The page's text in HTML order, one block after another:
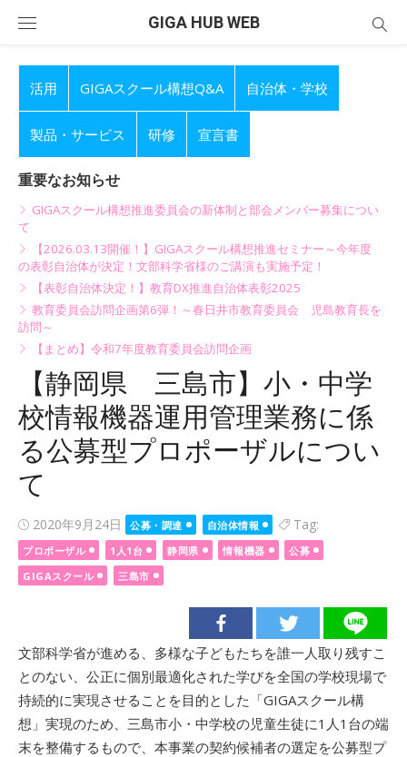
GIGA HUB WEB
活用 GIGAスクール構想Q&A 自治体・学校
製品・サービス 研修 宣言書
重要なお知らせ
GIGAスクール構想推進委員会の新体制と部会メンバー募集につい
て
【2026.03.13開催！】GIGAスクール構想推進セミナー～今年度
の表彰自治体が決定！文部科学省様のご講演も実施予定！
【表彰自治体決定！】教育DX推進自治体表彰2025
教育委員会訪問企画第6弾！～春日井市教育委員会 児島教育長を
訪問～
【まとめ】令和7年度教育委員会訪問企画
【静岡県 三島市】小・中学
校情報機器運用管理業務に係
る公募型プロポーザルについ
て
Posted
on
2020年9月24日 公募・調達 自治体情報 Tag:
プロポーザル 1人1台 静岡県 情報機器
公募
GIGAスクール
三島市
文部科学省が進める、多様な子どもたちを誰一人取り残すこ
とのない、公正に個別最適化された学びを全国の学校現場で
持続的に実現させることを目的とした「GIGAスクール構
想」実現のため、三島市小・中学校の児童生徒に1人1台の端
末を整備するもので、本事業の契約候補者の選定を公募型プ